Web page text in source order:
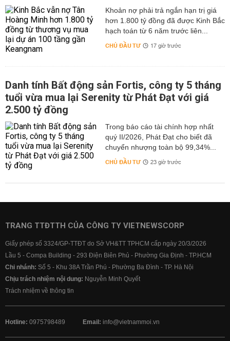
hơn 1.800 tỷ đồng đã được Kinh Bắc
hạch toán từ 6 năm trước liên...
CHỦ ĐẦU TƯ 17 giờ trước
Danh tính Bất động sản Fortis, công ty 5 tháng
tuổi vừa mua lại Serenity từ Phát Đạt với giá
2.500 tỷ đồng
Trong báo cáo tài chính hợp nhất
quý II/2026, Phát Đạt cho biết đã
chuyển nhượng toàn bộ 99,34%...
CHỦ ĐẦU TƯ 23 giờ trước
TRANG TTĐTTH CỦA CÔNG TY VIETNEWSCORP
Giấy phép số 3324/GP-TTĐT do Sở VH&TT TPHCM cấp ngày 20/3/2026
Lầu 5 - Compa Building - 293 Điện Biên Phủ - Phường Gia Định - TP.HCM
Chi nhánh: Số 5 - Khu 38A Trần Phú - Phường Ba Đình - TP. Hà Nội
Chịu trách nhiệm nội dung: Nguyễn Minh Quyết
Trách nhiệm về thông tin
Hotline: 0975798489 Email: info@vietnammoi.vn